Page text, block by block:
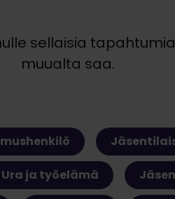
sellaisia
muualta saa.
Ura ja työelämä